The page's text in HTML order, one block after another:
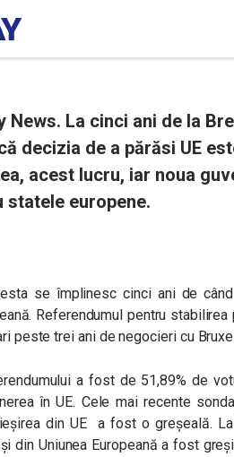
News. La cinci ani de la
decizia de a părăsi UE
acest lucru, iar noua
statele europene.
se împlinesc cinci ani de
Referendumul pentru
peste trei ani de negocieri cu
a fost de 51,89% de
în UE. Cele mai recente
din UE a fost o greșeală.
din Uniunea Europeană a fost